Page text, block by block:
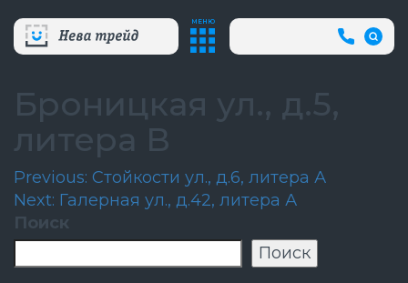
МЕНЮ
+7
(812)
Броницкая ул., д.5,
литера В
Навигация
по
записям
Previous: Стойкости ул., д.6, литера А
Next: Галерная ул., д.42, литера А
Поиск
Поиск